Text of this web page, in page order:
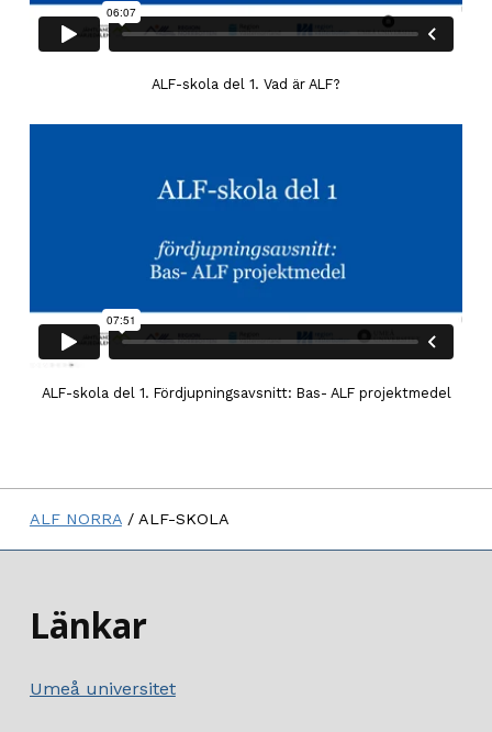
ALF-skola del 1. Vad är ALF?
ALF-skola del 1. Fördjupningsavsnitt: Bas- ALF projektmedel
ALF NORRA/ ALF-SKOLA
Länkar
Umeå universitet